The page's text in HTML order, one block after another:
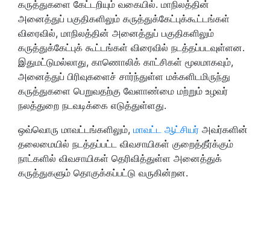
கருத்துகளை கேட்டறியும் வகையில். மாநிலத்தின்
அனைத்துப் பகுதிகளிலும் கருத்துக்கேட்புக்கூட்டங்கள்
விரைவில், மாநிலத்தின் அனைத்துப் பகுதிகளிலும்
கருத்துக்கேட்புக் கூட்டங்கள் விரைவில் நடத்தப்படவுள்ளன.
இதுமட்டுமல்லாது, காணொலிக் காட்சிகள் மூலமாகவும்,
அனைத்துப் பிரிவுகளைச் சார்ந்துள்ள மக்களிடமிருந்து
கருத்துகளை பெறுவதற்கு வேளாண்மை மற்றும் உழவர்
நலத்துறை நடவடிக்கை எடுத்துள்ளது.
ஒவ்வொரு மாவட்டங்களிலும், மாவட்ட ஆட்சியர் அவர்களின்
தலைமையில் நடத்தப்பட்ட விவசாயிகள் குறைத்தீர்க்கும்
நாட்களில் விவசாயிகள் தெரிவித்துள்ள அனைத்துக்
கருத்துகளும் தொகுக்கப்பட்டு வருகின்றன.